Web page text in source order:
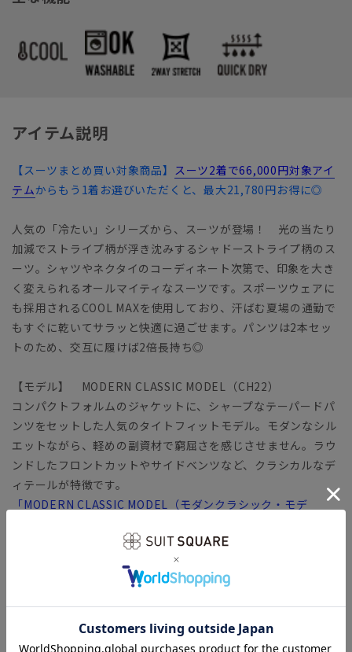
アイテム説明
【スーツまとめ買い対象商品】 スーツ2着で66,000円対象アイ
テムからもう1着お選びいただくと、最大21,780円お得に◎
人気の「冷たい」シリーズから、スーツが登場！ 光の当たり
加減でストライプ柄が浮き沈みするシャドーストライプ柄のス
ーツ。シャツやネクタイのコーディネート次第で、印象を大き
く変えられるオールマイティなスーツです。スポーツウェアに
も採用されるCOOL MAXを使用しており、汗ばむ夏場の通勤で
もすぐに乾いてサラッと快適に過ごせます。パンツは2本セッ
トのため、交互に履けば2倍長持ち◎
【モデル】 MODERN CLASSIC MODEL（CH22）
コンパクトフォルムのジャケットに、シャープなテーパードパ
ンツをセットした人気のタイトフィットモデル。モダンなシル
エットながら、軽めの副資材で窮屈さを感じさせません。ラウ
ンドしたフロントカットやサイドベンツなど、クラシカルなデ
ィテールが特徴です。
「MODERN CLASSIC MODEL（モダンクラシック・モデ
清涼感のあるトロピカル生地を使用。一般的なポリエステルよ
合いに仕上げました。着用した際にひんやり冷たく感じる“接
触冷感”や、吸汗速乾など汗ばむ季節にも重宝◎ グッと伸び